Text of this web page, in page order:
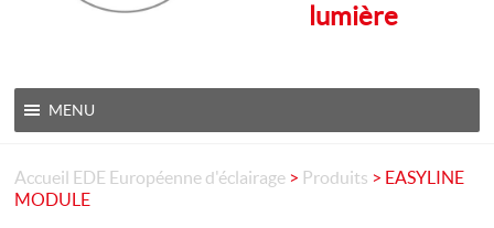
lumière
MENU
Accueil EDE Européenne d'éclairage > Produits > EASYLINE
MODULE